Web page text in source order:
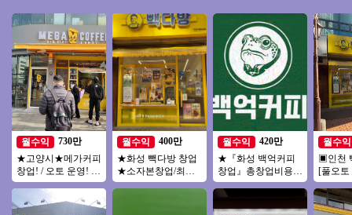
월수익
730만
★고양시★메가커피
창업! / 오토 운영! /
주 5일 짧은 운영시
간 인건비 절감
월수익
400만
★화성 빽다방 창업
★소자본창업/최신
인테리어/메인상권/
월수익
420만
★『화성 백억커피
창업』총창업비용 1
억 미만 3500만 매출
소자본 창업 강력추
천★
월수익
▣인천
[풀오토
인테리
장/가성
상권